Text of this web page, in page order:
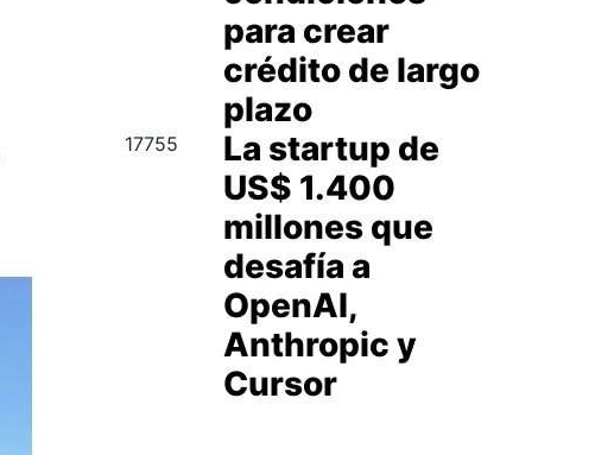
para crear
crédito de largo
plazo
17755
La startup de
US$ 1.400
millones que
desafía a
OpenAI,
Anthropic y
Cursor